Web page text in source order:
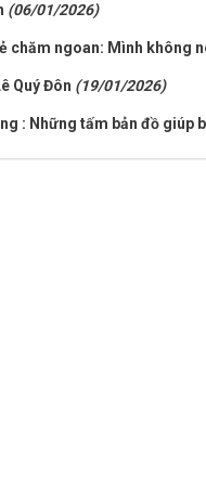
(06/01/2026)
chăm ngoan: Mình không
Quý Đôn (19/01/2026)
: Những tấm bản đồ giúp